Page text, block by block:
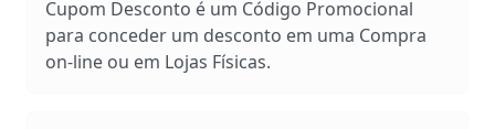
Cupom Desconto é um Código Promocional
para conceder um desconto em uma Compra
on-line ou em Lojas Físicas.